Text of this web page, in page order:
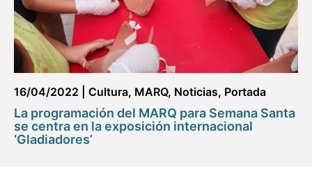
16/04/2022 Cultura, MARQ, Noticias, Portada
La programación del MARQ para Semana Santa
se centra en la exposición internacional
‘Gladiadores’